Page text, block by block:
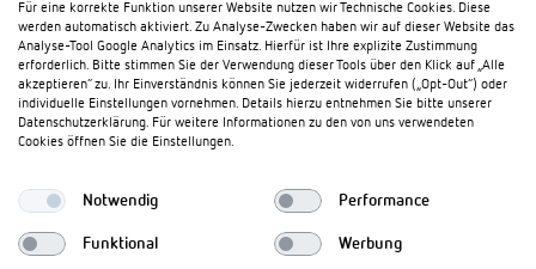
Fax: +49 (0)74 74/692-150
E-Mail:info@theben.de
Vi preghiamo di visitarci su:
Für eine korrekte Funktion unserer Website nutzen wir Technische Cookies. Diese
werden automatisch aktiviert. Zu Analyse-Zwecken haben wir auf dieser Website das
Analyse-Tool Google Analytics im Einsatz. Hierfür ist Ihre explizite Zustimmung
erforderlich. Bitte stimmen Sie der Verwendung dieser Tools über den Klick auf „Alle
akzeptieren“ zu. Ihr Einverständnis können Sie jederzeit widerrufen („Opt-Out“) oder
individuelle Einstellungen vornehmen. Details hierzu entnehmen Sie bitte unserer
Datenschutzerklärung. Für weitere Informationen zu den von uns verwendeten
Cookies öffnen Sie die Einstellungen.
Notwendig Performance
Funktional Werbung